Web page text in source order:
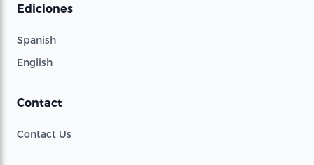
Ediciones
Spanish
English
Contact
Contact Us